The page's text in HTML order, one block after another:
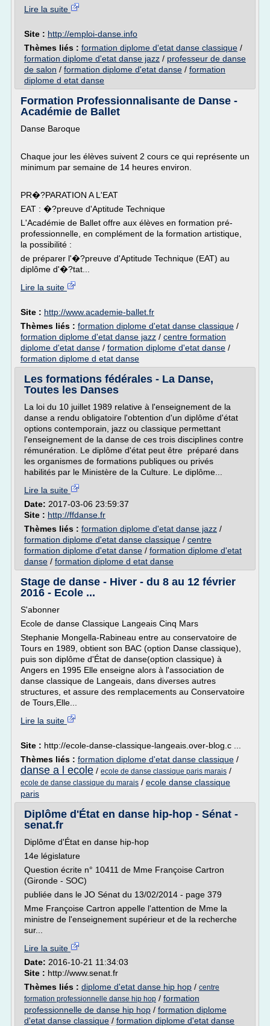
Lire la suite
Site : http://emploi-danse.info
Thèmes liés : formation diplome d'etat danse classique /
formation diplome d'etat danse jazz / professeur de danse
de salon / formation diplome d'etat danse / formation
diplome d etat danse
Formation Professionnalisante de Danse -
Académie de Ballet
Danse Baroque
Chaque jour les élèves suivent 2 cours ce qui représente un
minimum par semaine de 14 heures environ.
PR�?PARATION A L'EAT
EAT : �?preuve d'Aptitude Technique
L'Académie de Ballet offre aux élèves en formation pré-
professionnelle, en complément de la formation artistique,
la possibilité :
de préparer l'�?preuve d'Aptitude Technique (EAT) au
diplôme d'�?tat...
Lire la suite
Site : http://www.academie-ballet.fr
Thèmes liés : formation diplome d'etat danse classique /
formation diplome d'etat danse jazz / centre formation
diplome d'etat danse / formation diplome d'etat danse /
formation diplome d etat danse
Les formations fédérales - La Danse,
Toutes les Danses
La loi du 10 juillet 1989 relative à l'enseignement de la
danse a rendu obligatoire l'obtention d'un diplôme d'état
options contemporain, jazz ou classique permettant
l'enseignement de la danse de ces trois disciplines contre
rémunération. Le diplôme d'état peut être préparé dans
les organismes de formations publiques ou privés
habilités par le Ministère de la Culture. Le diplôme...
Lire la suite
Date: 2017-03-06 23:59:37
Site : http://ffdanse.fr
Thèmes liés : formation diplome d'etat danse jazz /
formation diplome d'etat danse classique / centre
formation diplome d'etat danse / formation diplome d'etat
danse / formation diplome d etat danse
Stage de danse - Hiver - du 8 au 12 février
2016 - Ecole ...
S'abonner
Ecole de danse Classique Langeais Cinq Mars
Stephanie Mongella-Rabineau entre au conservatoire de
Tours en 1989, obtient son BAC (option Danse classique),
puis son diplôme d'État de danse(option classique) à
Angers en 1995 Elle enseigne alors à l'association de
danse classique de Langeais, dans diverses autres
structures, et assure des remplacements au Conservatoire
de Tours,Elle...
Lire la suite
Site : http://ecole-danse-classique-langeais.over-blog.c ...
Thèmes liés : formation diplome d'etat danse classique /
danse a l ecole / ecole de danse classique paris marais /
ecole de danse classique du marais / ecole danse classique
paris
Diplôme d'État en danse hip-hop - Sénat -
senat.fr
Diplôme d'État en danse hip-hop
14e législature
Question écrite n° 10411 de Mme Françoise Cartron
(Gironde - SOC)
publiée dans le JO Sénat du 13/02/2014 - page 379
Mme Françoise Cartron appelle l'attention de Mme la
ministre de l'enseignement supérieur et de la recherche
sur...
Lire la suite
Date: 2016-10-21 11:34:03
Site : http://www.senat.fr
Thèmes liés : diplome d'etat danse hip hop / centre
formation professionnelle danse hip hop / formation
professionnelle de danse hip hop / formation diplome
d'etat danse classique / formation diplome d'etat danse